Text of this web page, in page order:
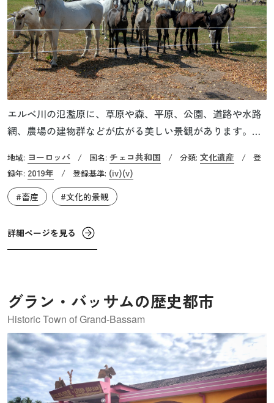
エルベ川の氾濫原に、草原や森、平原、公園、道路や水路
網、農場の建物群などが広がる美しい景観があります。こ
練するために作られた国営牧場です。この景観は、フラン
スや英国の景観設計に則り、美学的に要素が配置された農
場である「フェルメ・オルネ」の例とされており、自然と
られています。
地域: ヨーロッパ / 国名: チェコ共和国 / 分類: 文化遺産 /
登
録年: 2019年 / 登録基準: (iv)(v)
#畜産
#文化的景観
詳細ページを見る
グラン・バッサムの歴史都市
Historic Town of Grand-Bassam